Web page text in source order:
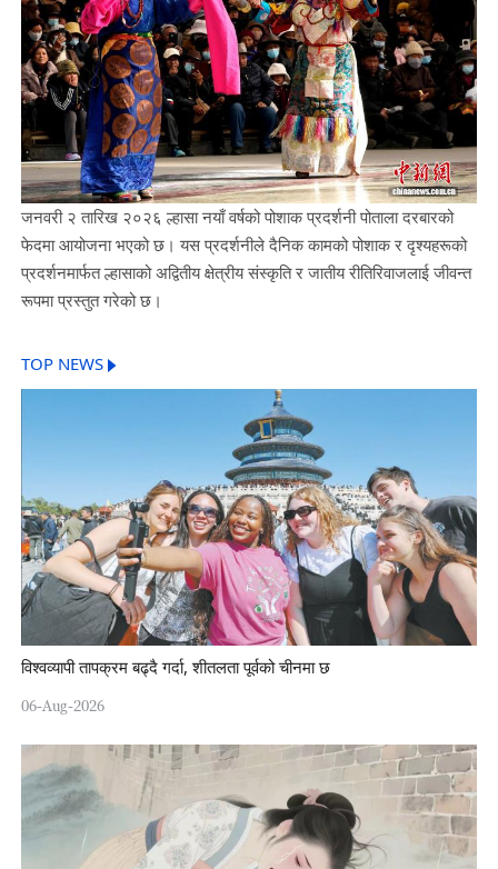
जनवरी २ तारिख २०२६ ल्हासा नयाँ वर्षको पोशाक प्रदर्शनी पोताला दरबारको
फेदमा आयोजना भएको छ। यस प्रदर्शनीले दैनिक कामको पोशाक र दृश्यहरूको
प्रदर्शनमार्फत ल्हासाको अद्वितीय क्षेत्रीय संस्कृति र जातीय रीतिरिवाजलाई जीवन्त
रूपमा प्रस्तुत गरेको छ।
TOP NEWS
विश्वव्यापी तापक्रम बढ्दै गर्दा, शीतलता पूर्वको चीनमा छ
06-Aug-2026